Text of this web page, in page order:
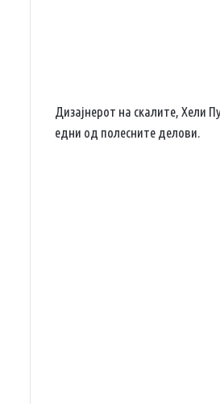
Дизајнерот на скалите, Хели
едни од полесните делови.